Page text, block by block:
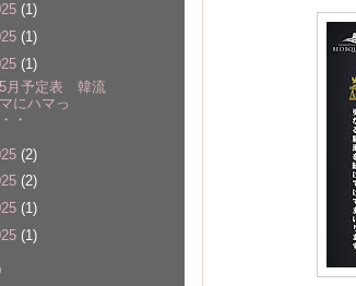
(1)
(1)
(1)
月予定表 韓流
にハマっ
・
(2)
(2)
(1)
(1)